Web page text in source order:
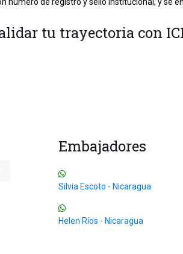
tu trayectoria con
Embajadores
Silvia Escoto - Nicaragua
Helen Ríos - Nicaragua